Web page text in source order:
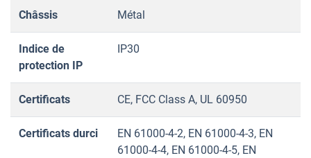
Châssis Métal
Indice de
protection IP
IP30
Certificats CE, FCC Class A, UL 60950
Certificats durci
EN 61000-4-2, EN 61000-4-3, EN
61000-4-4, EN 61000-4-5, EN